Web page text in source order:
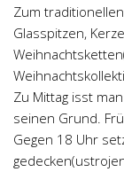
Zum
Glasspitzen,
Zu Mittag isst
seinen Grund.
Gegen 18 Uhr